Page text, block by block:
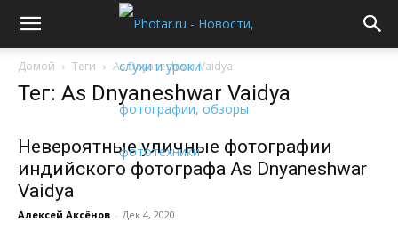
Домой Теги As Dnyaneshwar Vaidya
Тег: As Dnyaneshwar Vaidya
Невероятные уличные фотографии
индийского фотографа As Dnyaneshwar
Vaidya
Алексей Аксёнов - Дек 4, 2020